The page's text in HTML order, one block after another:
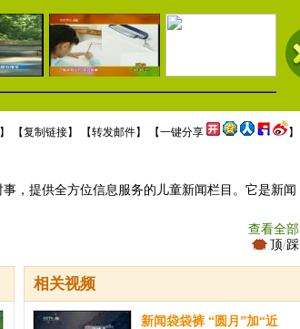
】 【复制链接】 【转发邮件】 【一键分享 】
，提供全方位信息服务的儿童新闻栏目。它是新闻
查看全部
顶/踩
相关视频
新闻袋袋裤 “圆月”加“近